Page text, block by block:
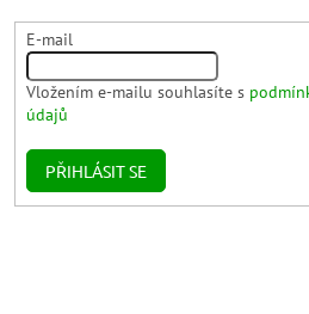
E-mail
Vložením e-mailu souhlasíte s
údajů
PŘIHLÁSIT SE